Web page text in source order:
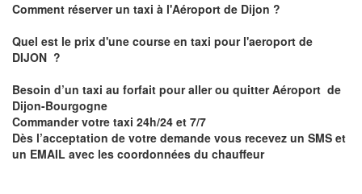
Comment réserver un taxi à l'Aéroport de Dijon ?
Quel est le prix d'une course en taxi pour l'aeroport de
DIJON ?
Besoin d’un taxi au forfait pour aller ou quitter Aéroport de
Dijon-Bourgogne
Commander votre taxi 24h/24 et 7/7
Dès l’acceptation de votre demande vous recevez un SMS et
un EMAIL avec les coordonnées du chauffeur